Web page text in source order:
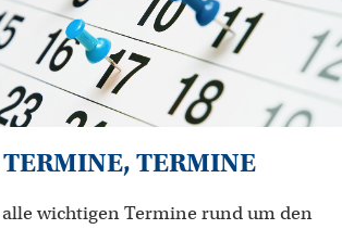
TERMINE
wichtigen Termine rund um den